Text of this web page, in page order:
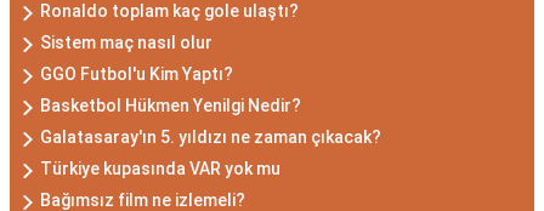
Ronaldo toplam kaç gole ulaştı?
Sistem maç nasıl olur
GGO Futbol'u Kim Yaptı?
Basketbol Hükmen Yenilgi Nedir?
Galatasaray'ın 5. yıldızı ne zaman çıkacak?
Türkiye kupasında VAR yok mu
Bağımsız film ne izlemeli?